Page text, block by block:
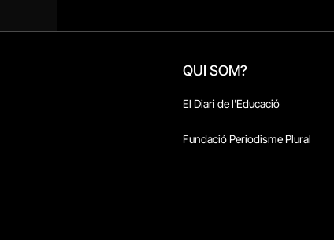
QUI SOM?
El Diari de l'Educació
Fundació Periodisme Plural